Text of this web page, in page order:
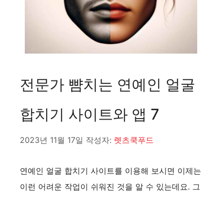
전문가 뺨치는 연예인 얼굴
합치기 사이트와 앱 7
2023년 11월 17일 작성자: 렛츠쿡푸드
연예인 얼굴 합치기 사이트를 이용해 보시면 이제는
이런 어려운 작업이 쉬워진 것을 알 수 있는데요. 그